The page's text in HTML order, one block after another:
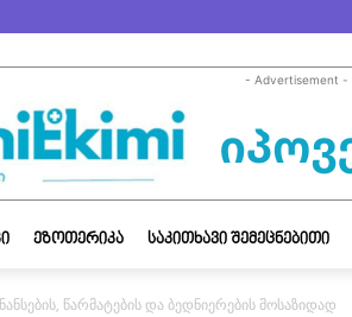
- Advertisement -
ᲔᲖᲝᲗᲔᲠᲘᲙᲐ ᲡᲐᲙᲘᲗᲮᲐᲕᲘ ᲨᲔᲛᲔᲪᲜᲔᲑᲘᲗᲘ
წარმატების და ბედნიერების მოსაზიდად